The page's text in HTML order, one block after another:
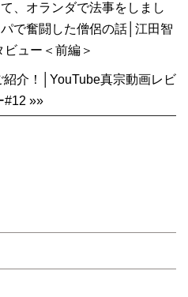
、オランダで法事をしまし
で奮闘した僧侶の話│江田智
ュー＜前編＞
紹介！│YouTube真宗動画レビ
#12 »»